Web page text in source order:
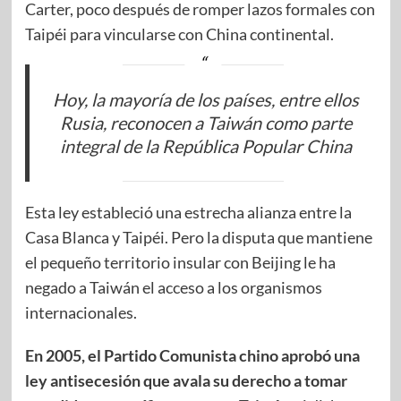
Carter, poco después de romper lazos formales con
Taipéi para vincularse con China continental.
Hoy, la mayoría de los países, entre ellos
Rusia, reconocen a Taiwán como parte
integral de la República Popular China
Esta ley estableció una estrecha alianza entre la
Casa Blanca y Taipéi. Pero la disputa que mantiene
el pequeño territorio insular con Beijing le ha
negado a Taiwán el acceso a los organismos
internacionales.
En 2005, el Partido Comunista chino aprobó una
ley antisecesión que avala su derecho a tomar